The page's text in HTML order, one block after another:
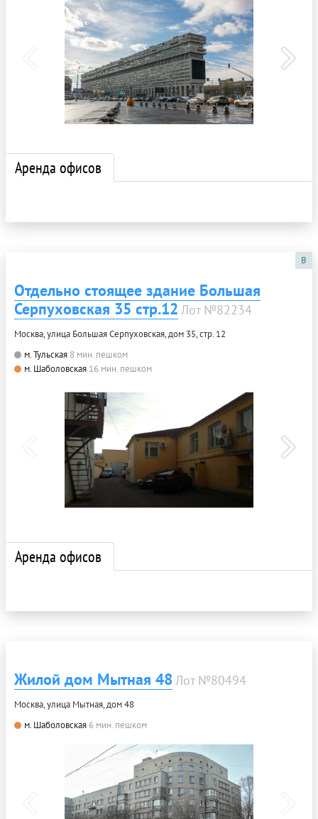
Аренда офисов
B
Отдельно стоящее здание Большая
Серпуховская 35 стр.12 Лот №82234
Москва, улица Большая Серпуховская, дом 35, стр. 12
м. Тульская 8 мин. пешком
м. Шаболовская 16 мин. пешком
Аренда офисов
Жилой дом Мытная 48Лот №80494
Москва, улица Мытная, дом 48
м. Шаболовская 6 мин. пешком